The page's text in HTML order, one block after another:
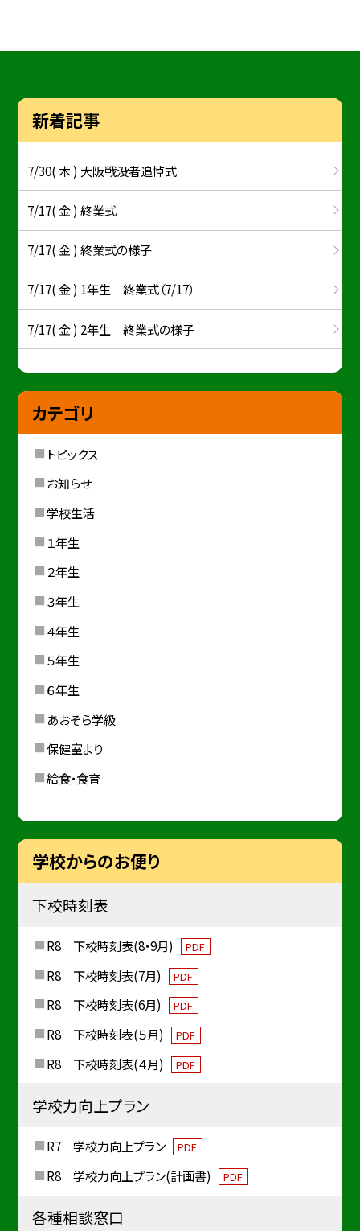
新着記事
7/30( 木 ) 大阪戦没者追悼式
7/17( 金 ) 終業式
7/17( 金 ) 終業式の様子
7/17( 金 ) 1年生 終業式（7/17）
7/17( 金 ) 2年生 終業式の様子
カテゴリ
トピックス
お知らせ
学校生活
１年生
２年生
３年生
４年生
５年生
６年生
あおぞら学級
保健室より
給食・食育
学校からのお便り
下校時刻表
R8 下校時刻表(8・9月) PDF
R8 下校時刻表(7月) PDF
R8 下校時刻表(6月) PDF
R8 下校時刻表(５月) PDF
R8 下校時刻表(４月) PDF
学校力向上プラン
R7 学校力向上プラン PDF
R8 学校力向上プラン(計画書) PDF
各種相談窓口